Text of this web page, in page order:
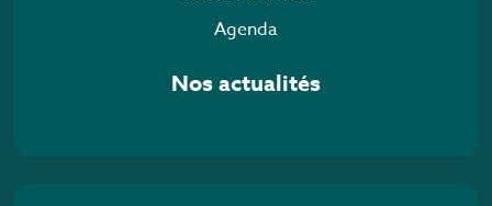
Agenda
Nos actualités